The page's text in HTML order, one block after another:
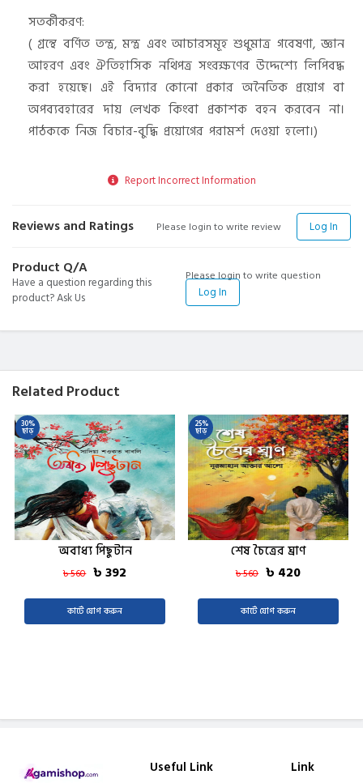
সতর্কীকরণ:
( গ্রন্থে বর্ণিত তন্ত্র, মন্ত্র এবং আচারসমূহ শুধুমাত্র গবেষণা, জ্ঞান
আহরণ এবং ঐতিহাসিক নথিপত্র সংরক্ষণের উদ্দেশ্যে লিপিবদ্ধ
করা হয়েছে। এই বিদ্যার কোনো প্রকার অনৈতিক প্রয়োগ বা
অপব্যবহারের দায় লেখক কিংবা প্রকাশক বহন করবেন না।
পাঠককে নিজ বিচার-বুদ্ধি প্রয়োগের পরামর্শ দেওয়া হলো।)
Report Incorrect Information
Reviews and Ratings Please login to write review Log In
Product Q/A
Have a question regarding this
product? Ask Us
Please login to write question
Log In
Related Product
30%
ছাড়
অবাধ্য পিছুটান
৳ 560 ৳ 392
কার্টে যোগ করুন
25%
ছাড়
শেষ চৈত্রের ঘ্রাণ
৳ 560 ৳ 420
কার্টে যোগ করুন
Useful Link Link